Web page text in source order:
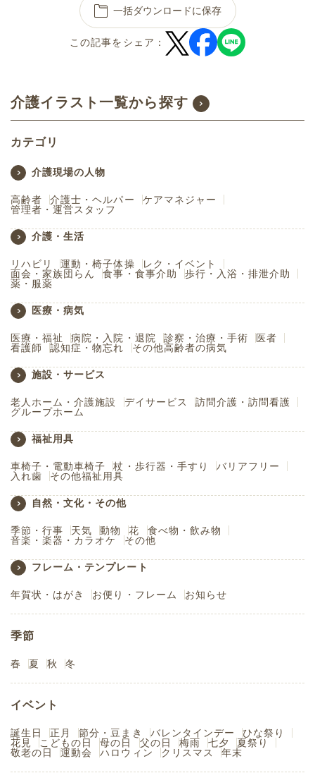
一括ダウンロードに保存
この記事をシェア：
介護イラスト一覧から探す
カテゴリ
介護現場の人物
高齢者 介護士・ヘルパー
ケアマネジャー
管理者・運営スタッフ
介護・生活
リハビリ 運動・椅子体操
レク・イベント
面会・家族団らん
食事・食事介助
歩行・入浴・排泄介助
薬・服薬
医療・病気
医療・福祉 病院・入院・退院 診察・治療・手術
医者
看護師
認知症・物忘れ その他高齢者の病気
施設・サービス
老人ホーム・介護施設 デイサービス
訪問介護・訪問看護
グループホーム
福祉用具
車椅子・電動車椅子 杖・歩行器・手すり
バリアフリー
入れ歯
その他福祉用具
自然・文化・その他
季節・行事 天気 動物 花
食べ物・飲み物
音楽・楽器・カラオケ
その他
フレーム・テンプレート
年賀状・はがき お便り・フレーム お知らせ
季節
春 夏 秋 冬
イベント
誕生日 正月 節分・豆まき バレンタインデー
ひな祭り
花見
こどもの日 母の日 父の日 梅雨 七夕
夏祭り
敬老の日
運動会 ハロウィン クリスマス 年末